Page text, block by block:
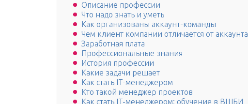
Описание профессии
Что надо знать и уметь
Как организованы аккаунт-команды
Чем клиент компании отличается от аккаунта
Заработная плата
Профессиональные знания
История профессии
Какие задачи решает
Как стать IT-менеджером
Кто такой менеджер проектов
Как стать IT-менеджером: обучение в ВШБИ